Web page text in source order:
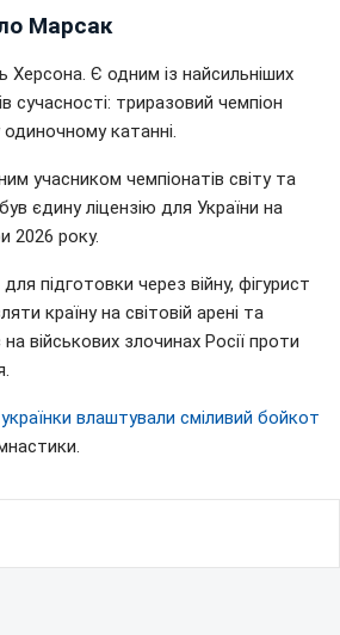
Марсак
Херсона. Є одним із найсильніших
сучасності: триразовий чемпіон
катанні.
учасником чемпіонатів світу та
єдину ліцензію для України на
2026 року.
підготовки через війну, фігурист
країну на світовій арені та
військових злочинах Росії проти
українки влаштували сміливий бойкот